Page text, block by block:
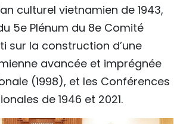
culturel vietnamien de 1943,
5e Plénum du 8e Comité
sur la construction d’une
avancée et imprégnée
(1998), et les Conférences
de 1946 et 2021.